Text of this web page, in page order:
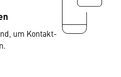
um Kontakt-